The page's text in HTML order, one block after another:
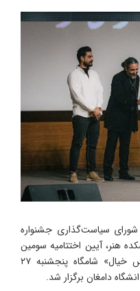
سیاست‌گذاری جشنواره
هنر، آیین اختتامیه سومین
دوره جشنواره ملی فیلم کوتاه «فانوس خیال» شامگاه پنجشنبه ۲۷
دامغان برگزار شد.